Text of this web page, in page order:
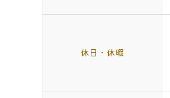
休日・休暇